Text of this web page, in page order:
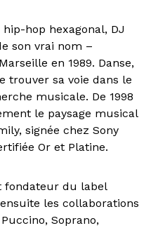
hop hexagonal, DJ
son vrai nom –
en 1989. Danse,
trouver sa voie dans le
musicale. De 1998
le paysage musical
signée chez Sony
Or et Platine.
fondateur du label
les collaborations
Soprano,